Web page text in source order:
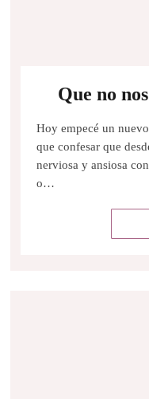
Que no
Hoy empecé un
que confesar que
nerviosa y ansiosa
o…